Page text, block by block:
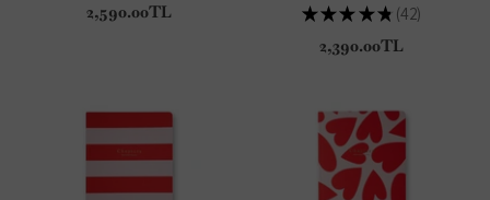
2,590.00TL
★ ★ ★ ★ ★ 42
42
2,390.00TL